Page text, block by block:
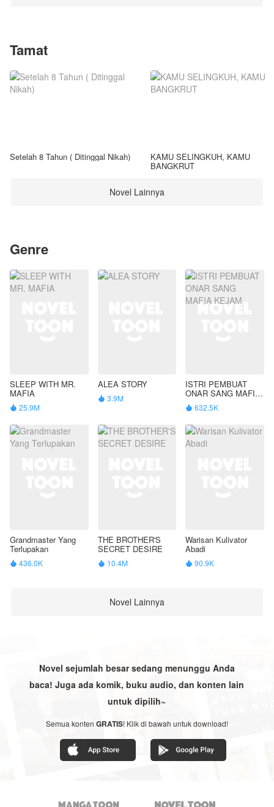
Tamat
Setelah 8 Tahun ( Ditinggal Nikah) KAMU SELINGKUH, KAMU
BANGKRUT
Novel Lainnya
Genre
SLEEP WITH MR.
MAFIA
 25.9M
ALEA STORY
 3.9M
ISTRI PEMBUAT
ONAR SANG MAFIA
KEJAM
 632.5K
Grandmaster Yang
Terlupakan
 436.0K
THE BROTHER'S
SECRET DESIRE
 10.4M
Warisan Kulivator
Abadi
 90.9K
Novel Lainnya
Novel sejumlah besar sedang menunggu Anda
baca! Juga ada komik, buku audio, dan konten lain
untuk dipilih~
Semua konten GRATIS! Klik di bawah untuk download!